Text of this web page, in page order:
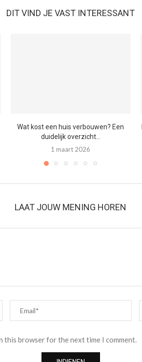
DIT VIND JE VAST INTERESSANT
Wat kost een huis verbouwen? Een
duidelijk overzicht...
1 maart 2026
LAAT JOUW MENING HOREN
this browser for the next time I comment.